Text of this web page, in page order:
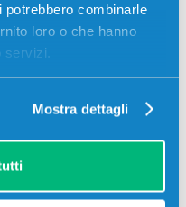
potrebbero combinarle
loro o che hanno
Mostra dettagli
CLT-M603L